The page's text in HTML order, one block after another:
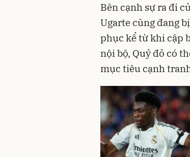
Bên cạnh sự ra đi
Ugarte cũng đang
phục kể từ khi cập
nội bộ, Quỷ đỏ có
mục tiêu cạnh